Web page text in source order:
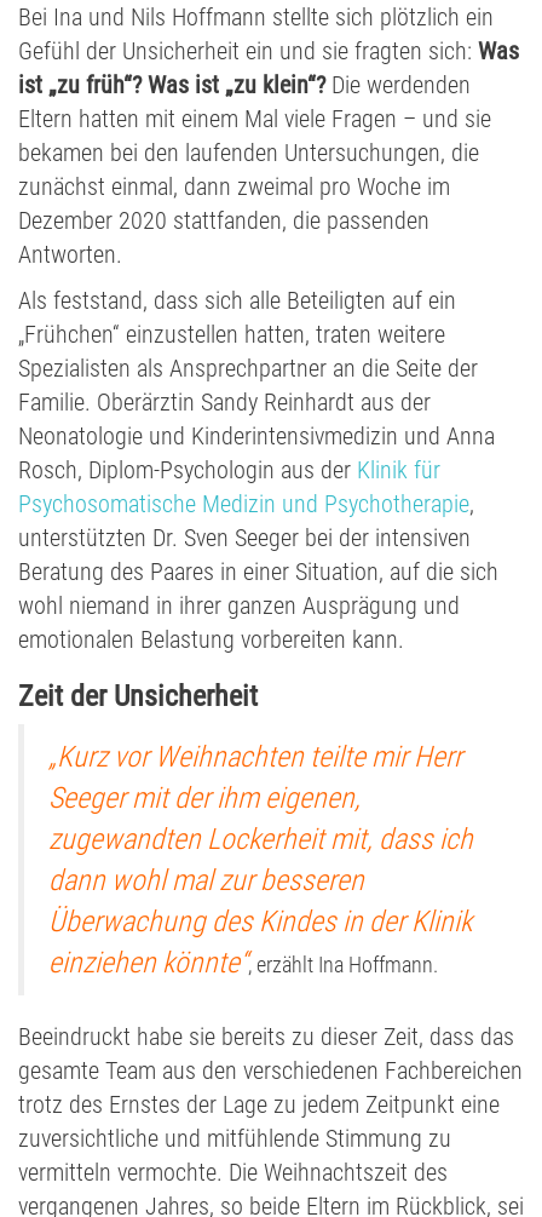
Bei Ina und Nils Hoffmann stellte sich plötzlich ein
Gefühl der Unsicherheit ein und sie fragten sich: Was
ist „zu früh“? Was ist „zu klein“?Die werdenden
Eltern hatten mit einem Mal viele Fragen – und sie
bekamen bei den laufenden Untersuchungen, die
zunächst einmal, dann zweimal pro Woche im
Dezember 2020 stattfanden, die passenden
Antworten.
Als feststand, dass sich alle Beteiligten auf ein
„Frühchen“ einzustellen hatten, traten weitere
Spezialisten als Ansprechpartner an die Seite der
Familie. Oberärztin Sandy Reinhardt aus der
Neonatologie und Kinderintensivmedizin und Anna
Rosch, Diplom-Psychologin aus der Klinik für
Psychosomatische Medizin und Psychotherapie,
unterstützten Dr. Sven Seeger bei der intensiven
Beratung des Paares in einer Situation, auf die sich
wohl niemand in ihrer ganzen Ausprägung und
emotionalen Belastung vorbereiten kann.
Zeit der Unsicherheit
„Kurz vor Weihnachten teilte mir Herr
Seeger mit der ihm eigenen,
zugewandten Lockerheit mit, dass ich
dann wohl mal zur besseren
Überwachung des Kindes in der Klinik
einziehen könnte“, erzählt Ina Hoffmann.
Beeindruckt habe sie bereits zu dieser Zeit, dass das
gesamte Team aus den verschiedenen Fachbereichen
trotz des Ernstes der Lage zu jedem Zeitpunkt eine
zuversichtliche und mitfühlende Stimmung zu
vermitteln vermochte. Die Weihnachtszeit des
vergangenen Jahres, so beide Eltern im Rückblick, sei